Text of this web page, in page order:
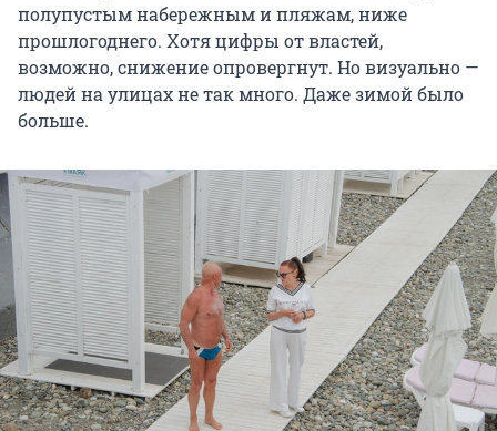
полупустым набережным и пляжам, ниже
прошлогоднего. Хотя цифры от властей,
возможно, снижение опровергнут. Но визуально —
людей на улицах не так много. Даже зимой было
больше.